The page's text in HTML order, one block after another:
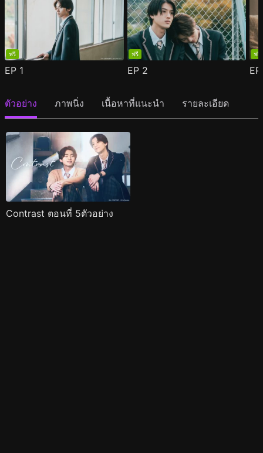
ฟรี
EP 1
ฟรี
EP 2
ฟรี
ตัวอย่าง ภาพนิ่ง เนื้อหาที่แนะนำ รายละเอียด
Contrast ตอนที่ 5ตัวอย่าง